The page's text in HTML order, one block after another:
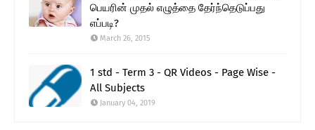
பெயரின் முதல் எழுத்தை தேர்ந்தெடுப்பது
எப்படி?
March 26, 2015
1 std - Term 3 - QR Videos - Page Wise -
All Subjects
January 04, 2019